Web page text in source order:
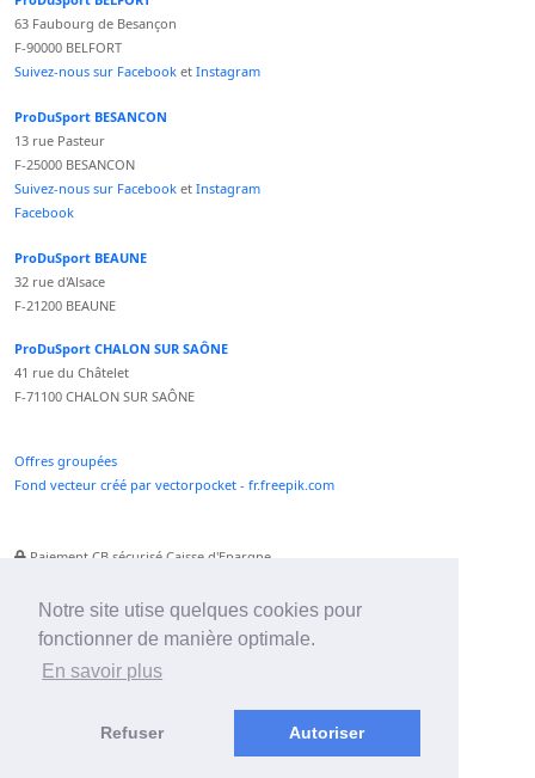
Notre site utise quelques cookies pour
fonctionner de manière optimale.
En savoir plus
Refuser Autoriser
63 Faubourg de Besançon
F-90000 BELFORT
Suivez-nous sur Facebook et Instagram
ProDuSport BESANCON
13 rue Pasteur
F-25000 BESANCON
Suivez-nous sur Facebook et Instagram
Facebook
ProDuSport BEAUNE
32 rue d'Alsace
F-21200 BEAUNE
ProDuSport CHALON SUR SAÔNE
41 rue du Châtelet
F-71100 CHALON SUR SAÔNE
Offres groupées
Fond vecteur créé par vectorpocket - fr.freepik.com
Paiement CB sécurisé Caisse d'Epargne
Paiement Paypal accepté